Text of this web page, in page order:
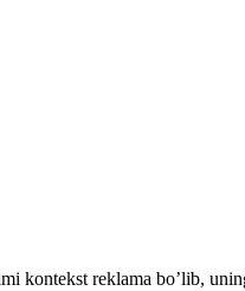
kontekst reklama bo’lib,